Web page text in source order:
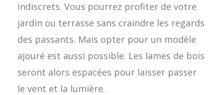
indiscrets. Vous pourrez profiter de votre
jardin ou terrasse sans craindre les regards
des passants. Mais opter pour un modèle
ajouré est aussi possible. Les lames de bois
seront alors espacées pour laisser passer
le vent et la lumière.